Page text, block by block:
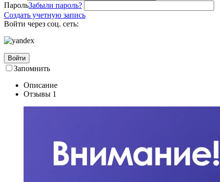
ПарольЗабыли пароль?
Создать учетную запись
Войти через соц. сеть:
Войти
Запомнить
Описание
Отзывы 1